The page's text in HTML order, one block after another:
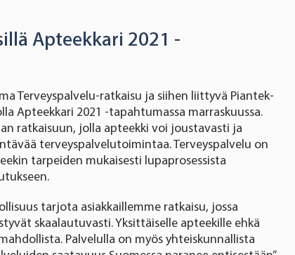
Apteekkari 2021 -
Terveyspalvelu-ratkaisu ja siihen liittyvä Piantek-
Apteekkari 2021 -tapahtumassa marraskuussa.
ratkaisuun, jolla apteekki voi joustavasti ja
terveyspalvelutoimintaa. Terveyspalvelu on
tarpeiden mukaisesti lupaprosessista
tarjota asiakkaillemme ratkaisu, jossa
skaalautuvasti. Yksittäiselle apteekille ehkä
Palvelulla on myös yhteiskunnallista